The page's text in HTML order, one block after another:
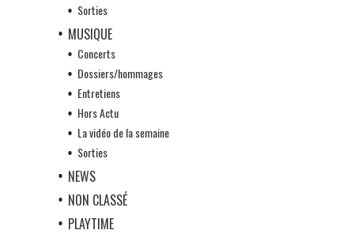
Sorties
MUSIQUE
Concerts
Dossiers/hommages
Entretiens
Hors Actu
La vidéo de la semaine
Sorties
NEWS
NON CLASSÉ
PLAYTIME